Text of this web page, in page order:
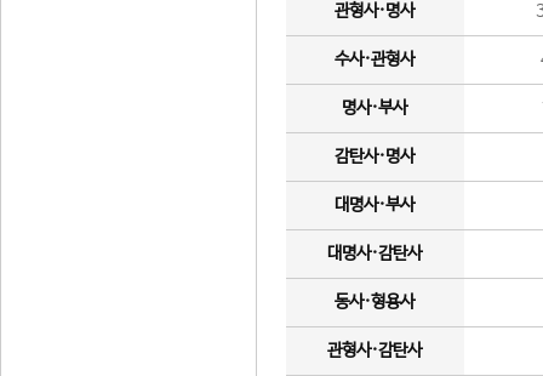
관형사·명사
수사·관형사
명사·부사
감탄사·명사
대명사·부사
대명사·감탄사
동사·형용사
관형사·감탄사